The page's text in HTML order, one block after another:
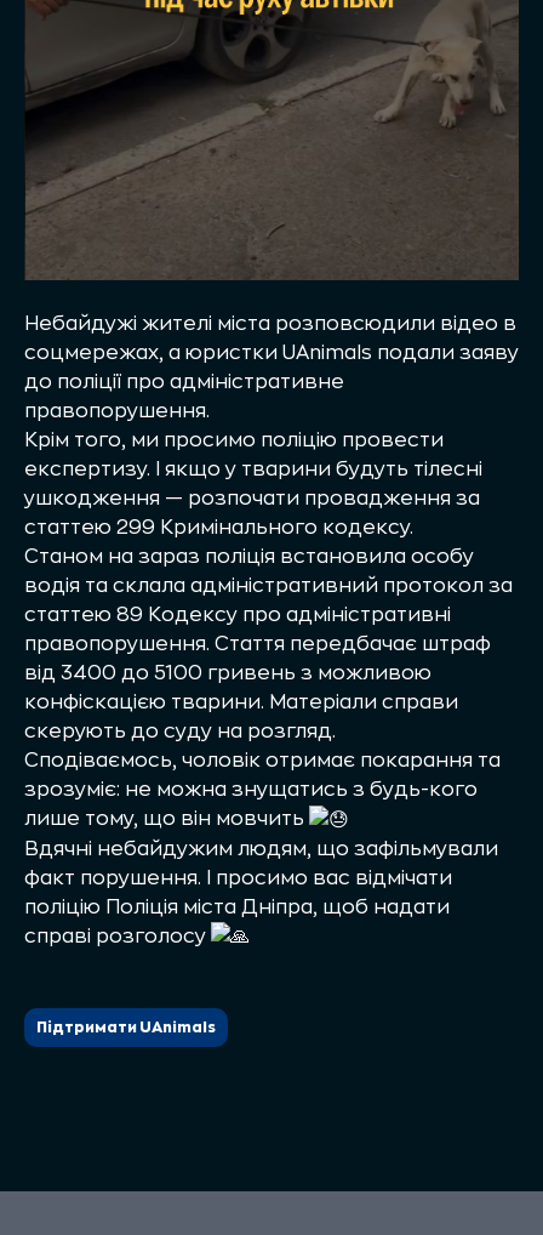
Небайдужі жителі міста розповсюдили відео в
соцмережах, а юристки UAnimals подали заяву
до поліції про адміністративне
правопорушення.
Крім того, ми просимо поліцію провести
експертизу. І якщо у тварини будуть тілесні
ушкодження — розпочати провадження за
статтею 299 Кримінального кодексу.
Станом на зараз поліція встановила особу
водія та склала адміністративний протокол за
статтею 89 Кодексу про адміністративні
правопорушення. Стаття передбачає штраф
від 3400 до 5100 гривень з можливою
конфіскацією тварини. Матеріали справи
скерують до суду на розгляд.
Сподіваємось, чоловік отримає покарання та
зрозуміє: не можна знущатись з будь-кого
лише тому, що він мовчить
Вдячні небайдужим людям, що зафільмували
факт порушення. І просимо вас відмічати
поліцію Поліція міста Дніпра, щоб надати
справі розголосу
Підтримати UAnimals